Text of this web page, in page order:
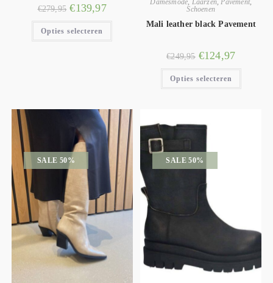
€279,95 €139,97
Opties selecteren
Damesmode, Laarzen,Pavement,
Schoenen
Mali leather black Pavement
€249,95 €124,97
Opties selecteren
SALE 50% SALE 50%